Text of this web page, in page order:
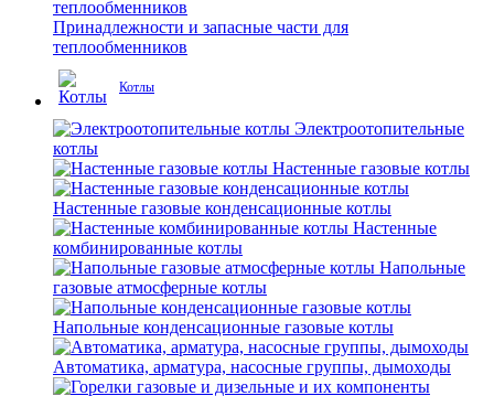
Принадлежности и запасные части для
теплообменников
Котлы
Электроотопительные
котлы
Настенные газовые котлы
Настенные газовые конденсационные котлы
Настенные
комбинированные котлы
Напольные
газовые атмосферные котлы
Напольные конденсационные газовые котлы
Автоматика, арматура, насосные группы, дымоходы